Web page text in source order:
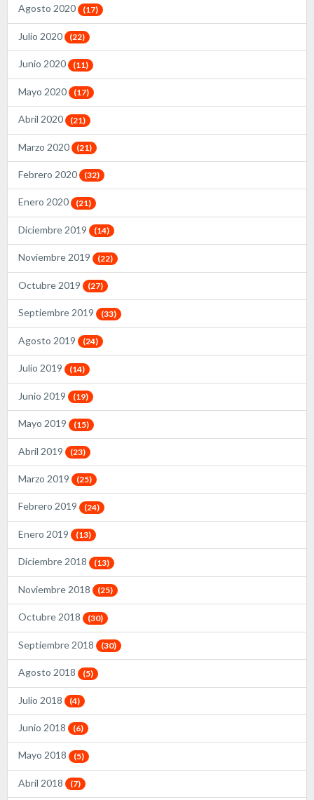
Agosto 2020 (17)
Julio 2020 (22)
Junio 2020 (11)
Mayo 2020 (17)
Abril 2020 (21)
Marzo 2020 (21)
Febrero 2020 (32)
Enero 2020 (21)
Diciembre 2019 (14)
Noviembre 2019 (22)
Octubre 2019 (27)
Septiembre 2019 (33)
Agosto 2019 (24)
Julio 2019 (14)
Junio 2019 (19)
Mayo 2019 (15)
Abril 2019 (23)
Marzo 2019 (25)
Febrero 2019 (24)
Enero 2019 (13)
Diciembre 2018 (13)
Noviembre 2018 (25)
Octubre 2018 (30)
Septiembre 2018 (30)
Agosto 2018 (5)
Julio 2018 (4)
Junio 2018 (6)
Mayo 2018 (5)
Abril 2018 (7)